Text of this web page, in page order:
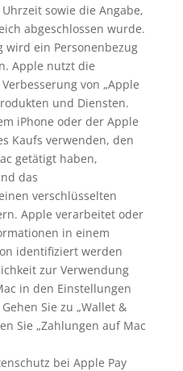
sowie die Angabe,
abgeschlossen wurde.
wird ein Personenbezug
Apple nutzt die
von „Apple
und Diensten.
iPhone oder der Apple
Kaufs verwenden, den
getätigt haben,
das
verschlüsselten
Apple verarbeitet oder
in einem
identifiziert werden
zur Verwendung
in den Einstellungen
Sie zu „Wallet &
Sie „Zahlungen auf Mac
bei Apple Pay